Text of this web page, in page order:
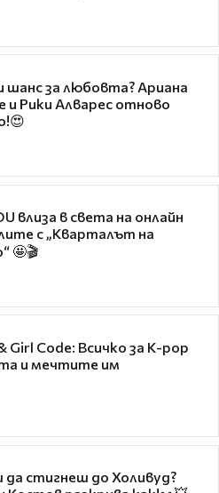
шанс за любовта? Ариана
и Рики Алварес отново
влиза в света на онлайн
с „Кварталът на
🤩🎬
Girl Code: Всичко за K-pop
и мечтите им
да стигнеш до Холивуд?